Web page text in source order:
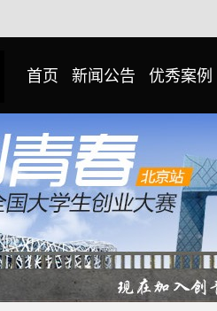
首页 新闻公告 优秀案例